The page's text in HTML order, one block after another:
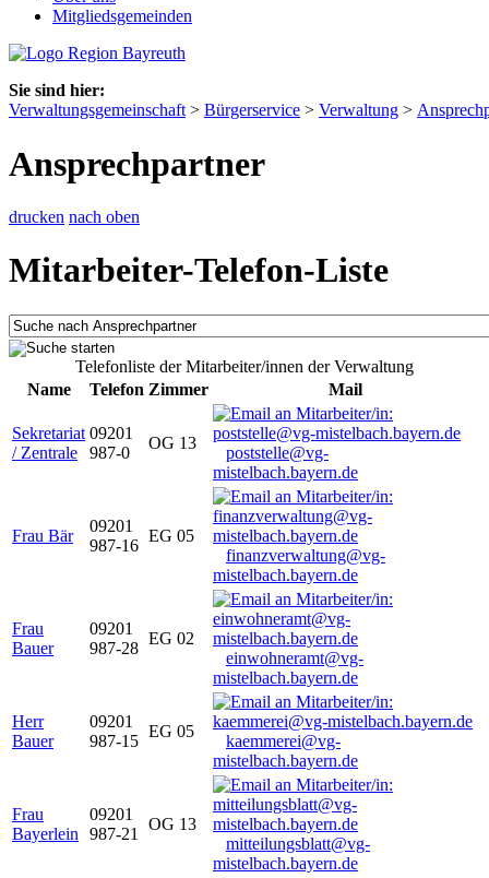
Mitgliedsgemeinden
Sie sind hier:
Verwaltungsgemeinschaft > Bürgerservice > Verwaltung >
Ansprechpartner
drucken nach oben
Mitarbeiter-Telefon-Liste
Telefonliste der Mitarbeiter/innen der Verwaltung
Name
Telefon Zimmer Mail
Sekretariat
/ Zentrale
09201
987-0
OG 13
poststelle@vg-
mistelbach.bayern.de
Frau Bär
09201
987-16
EG 05
finanzverwaltung@vg-
mistelbach.bayern.de
Frau
Bauer
09201
987-28
EG 02
einwohneramt@vg-
mistelbach.bayern.de
Herr
Bauer
09201
987-15
EG 05
kaemmerei@vg-
mistelbach.bayern.de
Frau
Bayerlein
09201
987-21
OG 13
mitteilungsblatt@vg-
mistelbach.bayern.de